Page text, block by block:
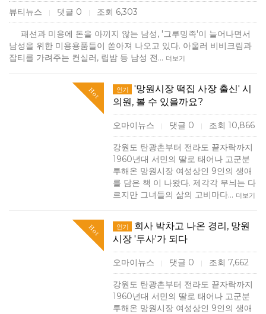
뷰티뉴스 | 댓글 0 | 조회 6,303
패션과 미용에 돈을 아끼지 않는 남성, '그루밍족'이 늘어나면서
남성을 위한 미용용품들이 쏟아져 나오고 있다. 아울러 비비크림과
잡티를 가려주는 컨실러, 립밤 등 남성 전… 더보기
Hot 인기
'망원시장 떡집 사장 출신' 시
의원, 볼 수 있을까요?
오마이뉴스 | 댓글 0 | 조회 10,866
강원도 탄광촌부터 전라도 끝자락까지
1960년대 서민의 딸로 태어나 고군분
투해온 망원시장 여성상인 9인의 생애
를 담은 책 이 나왔다. 제각각 무늬는 다
르지만 그녀들의 삶의 고비마다… 더보기
Hot 인기
회사 박차고 나온 경리, 망원
시장 '투사'가 되다
오마이뉴스 | 댓글 0 | 조회 7,662
강원도 탄광촌부터 전라도 끝자락까지
1960년대 서민의 딸로 태어나 고군분
투해온 망원시장 여성상인 9인의 생애